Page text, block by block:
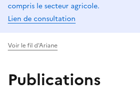
compris le secteur agricole.
Lien de consultation
Voir le fil d'Ariane
Publications